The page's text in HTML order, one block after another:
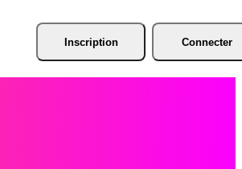
Inscription Connecter